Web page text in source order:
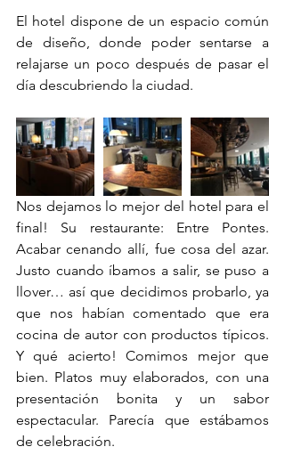
El hotel dispone de un espacio común
de diseño, donde poder sentarse a
relajarse un poco después de pasar el
día descubriendo la ciudad.
Nos dejamos lo mejor del hotel para el
final! Su restaurante: Entre Pontes.
Acabar cenando allí, fue cosa del azar.
Justo cuando íbamos a salir, se puso a
llover… así que decidimos probarlo, ya
que nos habían comentado que era
cocina de autor con productos típicos.
Y qué acierto! Comimos mejor que
bien. Platos muy elaborados, con una
presentación bonita y un sabor
espectacular. Parecía que estábamos
de celebración.